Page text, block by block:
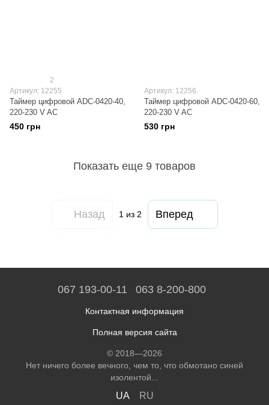
2
Артикул: 12255
Таймер цифровой ADC-0420-40,
220-230 V AC
450 грн
Артикул: 12256
Таймер цифровой ADC-0420-60,
220-230 V AC
530 грн
Показать еще 9 товаров
Назад 1из 2 Вперед
067 193-00-11 063 8-200-800
Контактная информация
Полная версия сайта
© 2018—2026
Нет ничего более вечного, чем то, что обмотано синей
изолентой...
UA RU